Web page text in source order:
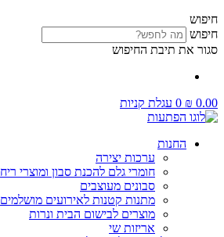
חיפוש
חיפוש
סגור את תיבת החיפוש
₪ 0.00
0 עגלת קניות
החנות
ערכות יצירה
חומרי גלם להכנת סבון ומוצרי ריח
סבונים מעוצבים
מתנות קטנות לאירועים מושלמים
מוצרים לבישום הבית ונרות
אריזות שי